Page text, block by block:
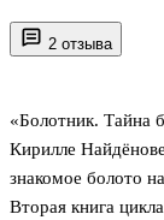
2 отзыва
«Болотник. Тайна
Кирилле
знакомое болото
Вторая книга